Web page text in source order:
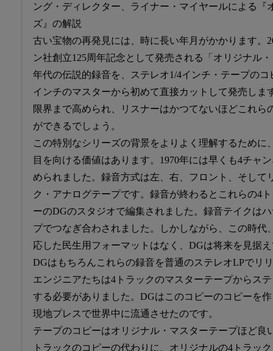
ング・ディレクター、ライナー・マイヤールによる『
ズ』の解説
古い宝物の再発見には、時に長い年月がかかります。
ン社創立125周年記念として発売される「オリジナル
年代の伝説的録音を、ステレオ1/4インチ・テープの
インチのマスターから初めて直接カットして発売しま
限界まで高められ、リスナーはかつてないほどこれら
ができるでしょう。
この特別なシリーズの背景をよりよく理解するために
目を向ける価値はあります。1970年には早くも4チャ
められました。録音方式は左、右、フロント、そして
ク・アナログテープです。録音が終わるとこれらの4
ーのDGのスタジオで編集されました。録音テイクは
プでつなぎ合わされました。しかしながら、この時代
応した民生用フォーマットはなく、DGは将来を見据
DGはもちろんこれらの録音を普通のステレオLPでリ
エンジニアたちは4トラックのマスターテープからス
する必要がありました。DGはこのコピーのコピーを
現地プレスで世界中に流通させたのです。
テープのコピーはオリジナル・マスターテープほど良
トラックのコピーの代わりに、オリジナルの4トラッ